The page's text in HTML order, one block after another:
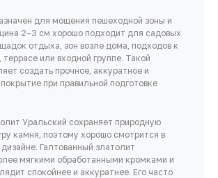
для мощения пешеходной зоны и
2–3 см хорошо подходит для садовых
отдыха, зон возле дома, подходов к
террасе или входной группе. Такой
создать прочное, аккуратное и
при правильной подготовке
Уральский сохраняет природную
камня, поэтому хорошо смотрится в
Галтованный златолит
мягкими обработанными кромками и
спокойнее и аккуратнее. Его часто